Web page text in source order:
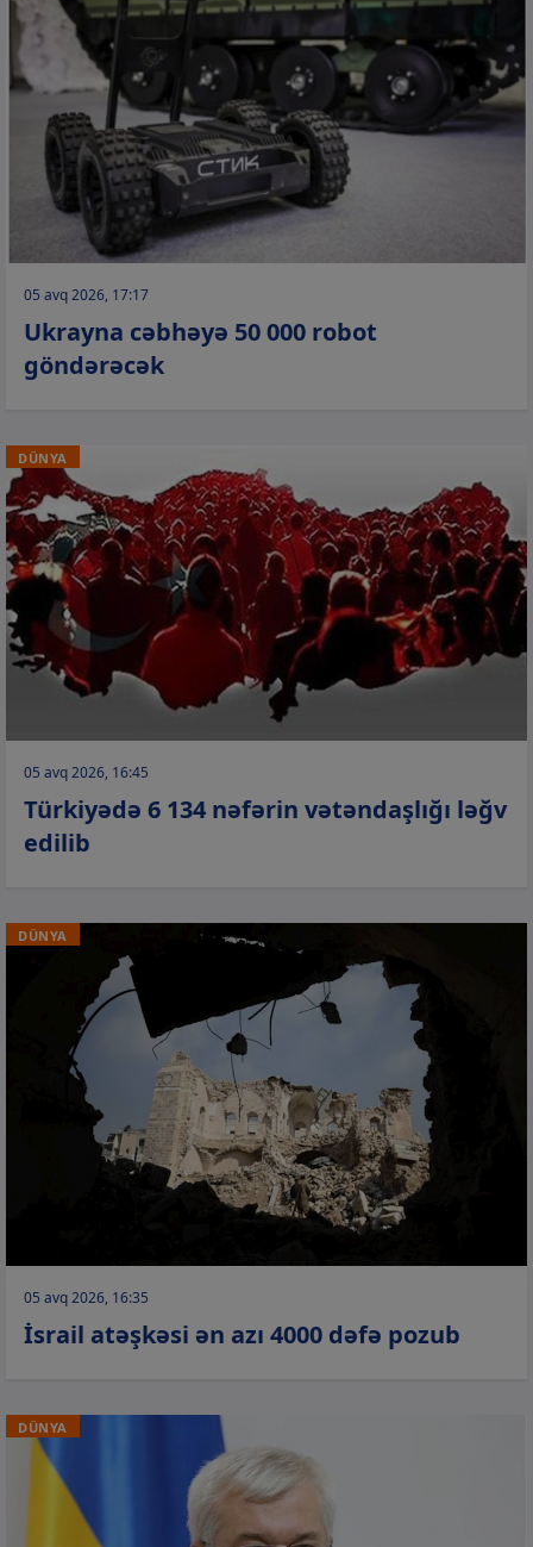
05 avq 2026, 17:17
Ukrayna cəbhəyə 50 000 robot
göndərəcək
DÜNYA
05 avq 2026, 16:45
Türkiyədə 6 134 nəfərin vətəndaşlığı ləğv
edilib
DÜNYA
05 avq 2026, 16:35
İsrail atəşkəsi ən azı 4000 dəfə pozub
DÜNYA